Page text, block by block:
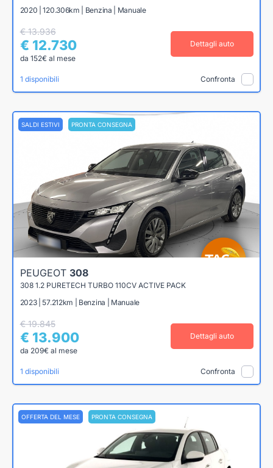
2020 | 120.306km | Benzina | Manuale
€ 13.936
€ 12.730
da 152€ al mese
Dettagli auto
1 disponibili Confronta
SALDI ESTIVI PRONTA CONSEGNA
PEUGEOT 308
308 1.2 PURETECH TURBO 110CV ACTIVE PACK
2023 | 57.212km | Benzina | Manuale
€ 19.845
€ 13.900
da 209€ al mese
Dettagli auto
1 disponibili Confronta
OFFERTA DEL MESE PRONTA CONSEGNA